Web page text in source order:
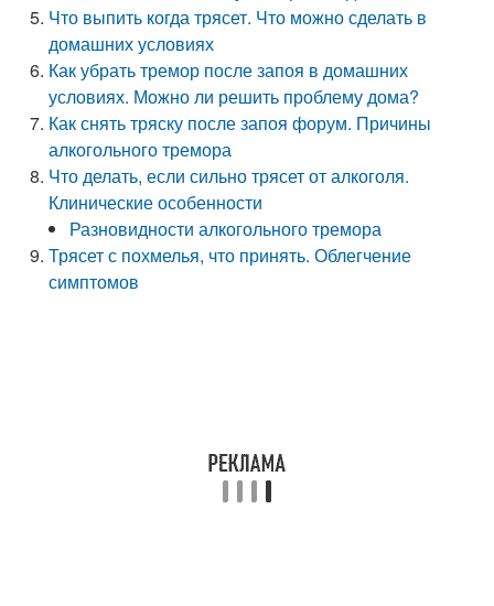
Что выпить когда трясет. Что можно сделать в
домашних условиях
Как убрать тремор после запоя в домашних
условиях. Можно ли решить проблему дома?
Как снять тряску после запоя форум. Причины
алкогольного тремора
Что делать, если сильно трясет от алкоголя.
Клинические особенности
Разновидности алкогольного тремора
Трясет с похмелья, что принять. Облегчение
симптомов